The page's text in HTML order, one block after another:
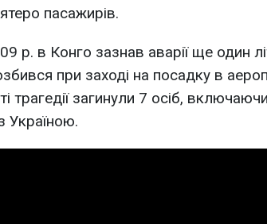
пасажирів.
р. в Конго зазнав аварії ще один
при заході на посадку в
трагедії загинули 7 осіб, включаючи
Україною.